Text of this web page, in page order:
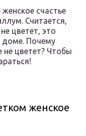
счастье
Считается,
цветет, это
доме. Почему
не цветет? Чтобы
женское